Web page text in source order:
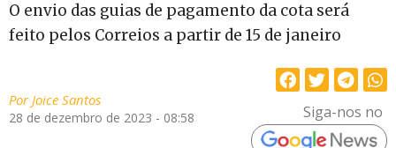
O envio das guias de pagamento da cota será
feito pelos Correios a partir de 15 de janeiro
PorJoice Santos
28 de dezembro de 2023 - 08:58 Siga-nos no